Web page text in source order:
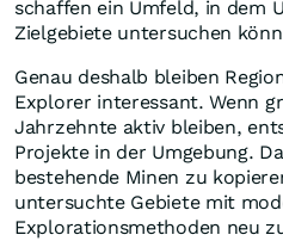
schaffen ein Umfeld, in dem
Zielgebiete untersuchen
Genau deshalb bleiben
Explorer interessant. Wenn
Jahrzehnte aktiv bleiben,
Projekte in der Umgebung.
bestehende Minen zu
untersuchte Gebiete mit
Explorationsmethoden neu